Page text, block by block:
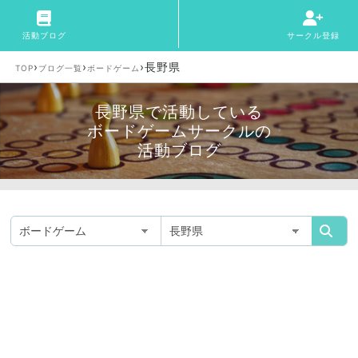
活動ブログ サークル登録
TOP› ブログ一覧 › ボードゲーム ›長野県
長野県で活動している
ボードゲームサークルの
活動ブログ